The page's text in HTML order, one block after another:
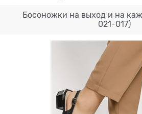
Босоножки на выход и на
021-017)